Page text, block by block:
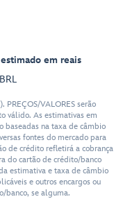
em reais
PREÇOS/VALORES serão
válido. As estimativas em
baseadas na taxa de câmbio
fontes do mercado para
de crédito refletirá a cobrança
do cartão de crédito/banco
estimativa e taxa de câmbio
e outros encargos ou
banco, se alguma.